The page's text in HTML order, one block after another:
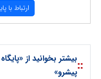
ارتباط با
::بیشتر بخوانید از
پیشرو»